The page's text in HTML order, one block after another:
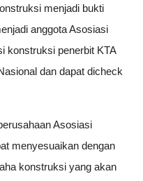
menjadi bukti
anggota Asosiasi
konstruksi penerbit KTA
dan dapat dicheck
Asosiasi
menyesuaikan dengan
konstruksi yang akan